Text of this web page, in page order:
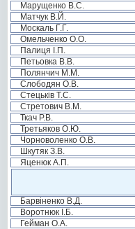
Марущенко В.С.
Матчук В.Й.
Москаль Г.Г.
Омельченко О.О.
Палиця І.П.
Петьовка В.В.
Полянчич М.М.
Слободян О.В.
Стецьків Т.С.
Стретович В.М.
Ткач Р.В.
Третьяков О.Ю.
Чорноволенко О.В.
Шкутяк З.В.
Яценюк А.П.
Барвіненко В.Д.
Воротнюк І.Б.
Гейман О.А.